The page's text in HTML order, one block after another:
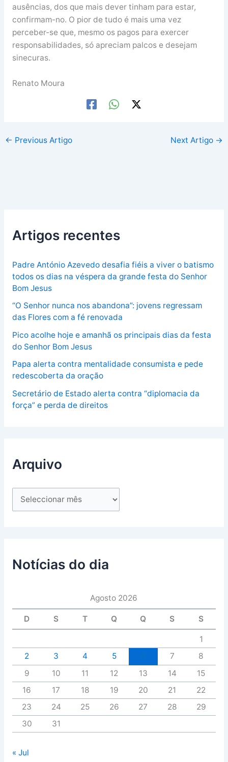
ausências, dos que mais dever tinham para estar,
confirmam-no. O pior de tudo é mais uma vez
perceber-se que, mesmo os pagos para exercer
responsabilidades, só apreciam palcos e desejam
sinecuras.
Renato Moura
← Previous Artigo Next Artigo →
Artigos recentes
Padre António Azevedo desafia fiéis a viver o batismo
todos os dias na véspera da grande festa do Senhor
Bom Jesus
“O Senhor nunca nos abandona”: jovens regressam
das Flores com a fé renovada
Pico acolhe hoje e amanhã os principais dias da festa
do Senhor Bom Jesus
Papa alerta contra mentalidade consumista e pede
redescoberta da oração
Secretário de Estado alerta contra “diplomacia da
força” e perda de direitos
Arquivo
Notícias do dia
Agosto 2026
D S T Q Q S S
1
2
3 4 5 7
8
9
10 11 12 13 14
15
16
17 18 19 20 21
22
23
24 25 26 27 28
29
30
31
« Jul